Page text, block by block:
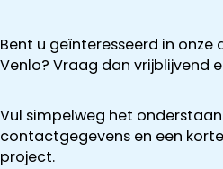
Bent u geïnteresseerd in onze
Venlo? Vraag dan vrijblijvend
Vul simpelweg het
contactgegevens en een
project.